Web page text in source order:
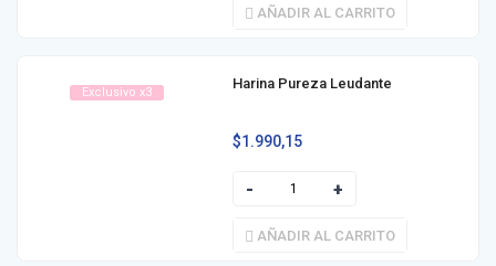
AÑADIR AL CARRITO
Exclusivo x3
Harina Pureza Leudante
$1.990,15
AÑADIR AL CARRITO